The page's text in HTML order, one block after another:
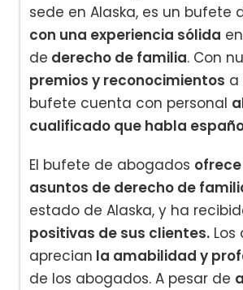
sede en Alaska, es un bufete
con una experiencia sólida
de derecho de familia. Con
premios y reconocimientos a
bufete cuenta con personal
cualificado que habla
El bufete de abogados
asuntos de derecho de
estado de Alaska, y ha
positivas de sus clientes. Los
aprecian la amabilidad y
de los abogados. A pesar de